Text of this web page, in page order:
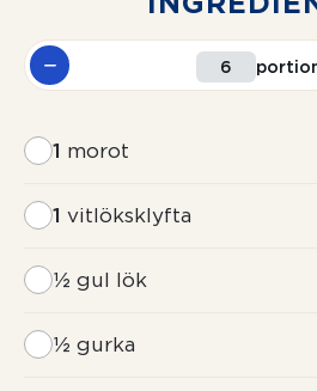
1 morot
1 vitlöksklyfta
½ gul lök
½ gurka